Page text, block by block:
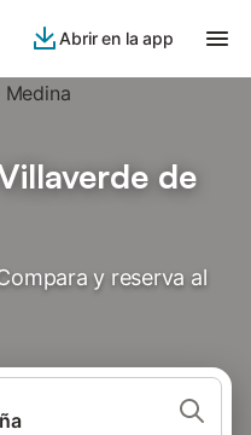
Abrir en la app
de
y reserva al